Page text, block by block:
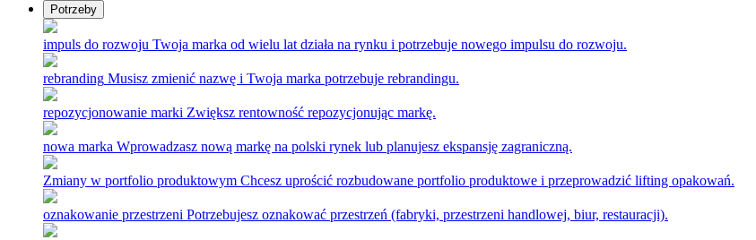
Potrzeby
impuls do rozwoju Twoja marka od wielu lat działa na rynku i potrzebuje nowego impulsu do rozwoju.
rebranding Musisz zmienić nazwę i Twoja marka potrzebuje rebrandingu.
repozycjonowanie marki Zwiększ rentowność repozycjonując markę.
nowa marka Wprowadzasz nową markę na polski rynek lub planujesz ekspansję zagraniczną.
Zmiany w portfolio produktowym Chcesz uprościć rozbudowane portfolio produktowe i przeprowadzić lifting opakowań.
oznakowanie przestrzeni Potrzebujesz oznakować przestrzeń (fabryki, przestrzeni handlowej, biur, restauracji).